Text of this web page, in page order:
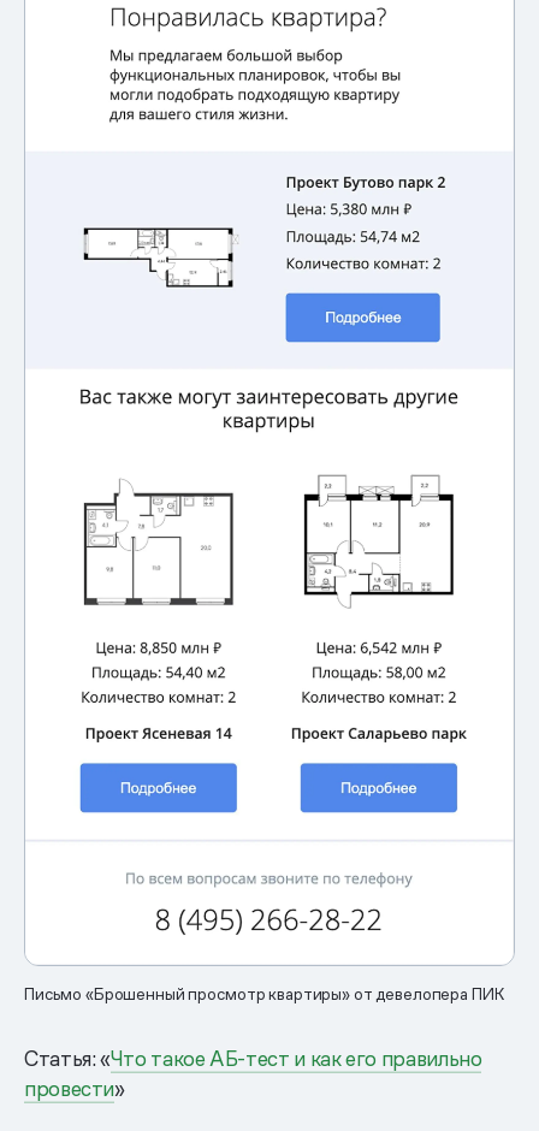
Письмо «Брошенный просмотр квартиры» от девелопера ПИК
Статья: «Что такое АБ-тест и как его правильно
провести»